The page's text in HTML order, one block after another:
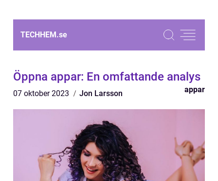
TECHHEM.se
Öppna appar: En omfattande analys
07 oktober 2023 Jon Larsson appar